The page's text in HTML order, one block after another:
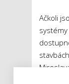
Ačkoli